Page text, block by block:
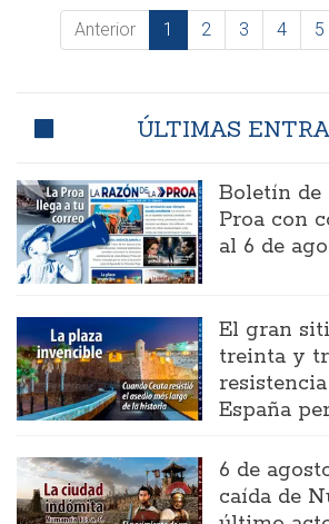
Anterior 1 2 3 4 5
ÚLTIMAS
Boletín de
Proa con
al 6 de
El gran
treinta y
España
6 de
caída de